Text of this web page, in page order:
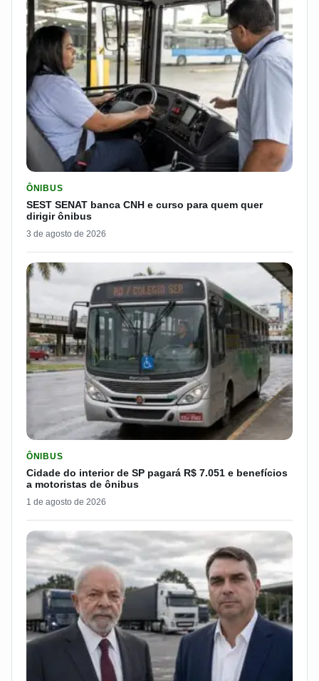
ÔNIBUS
SEST SENAT banca CNH e curso para quem quer
dirigir ônibus
3 de agosto de 2026
ÔNIBUS
Cidade do interior de SP pagará R$ 7.051 e benefícios
a motoristas de ônibus
1 de agosto de 2026